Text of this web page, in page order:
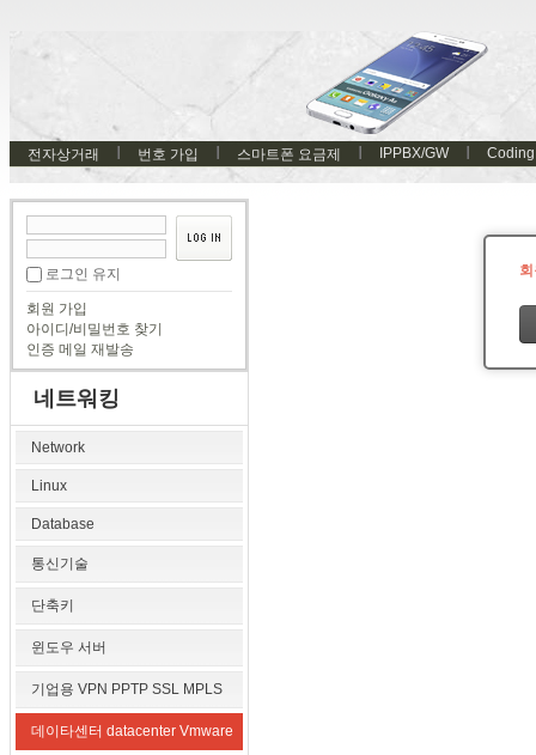
전자상거래 번호 가입 스마트폰 요금제 IPPBX/GW Coding
로그인 유지
회원 가입
아이디/비밀번호 찾기
인증 메일 재발송
네트워킹
Network
Linux
Database
통신기술
단축키
윈도우 서버
기업용 VPN PPTP SSL MPLS
데이타센터 datacenter Vmware